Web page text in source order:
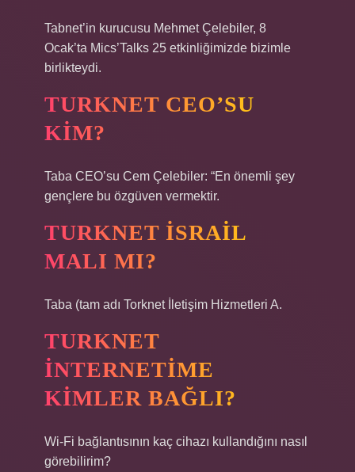
Tabnet’in kurucusu Mehmet Çelebiler, 8
Ocak’ta Mics’Talks 25 etkinliğimizde bizimle
birlikteydi.
TURKNET CEO’SU
KIM?
Taba CEO’su Cem Çelebiler: “En önemli şey
gençlere bu özgüven vermektir.
TURKNET İSRAIL
MALI MI?
Taba (tam adı Torknet İletişim Hizmetleri A.
TURKNET
INTERNETIME
KIMLER BAĞLI?
Wi-Fi bağlantısının kaç cihazı kullandığını nasıl
görebilirim?